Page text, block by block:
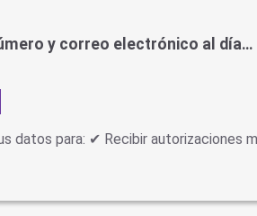
y correo electrónico al día…
datos para: ✔ Recibir autorizaciones